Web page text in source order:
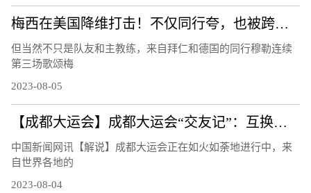
梅西在美国降维打击！不仅同行夸，也被跨界名人们歌颂！
但当然不只是队友和主教练，来自拜仁和德国的同行穆勒连续
第三场歌颂梅
2023-08-05
【成都大运会】成都大运会“交友记”：互换徽章成潮流
中国新闻网讯【解说】成都大运会正在如火如荼地进行中，来
自世界各地的
2023-08-04